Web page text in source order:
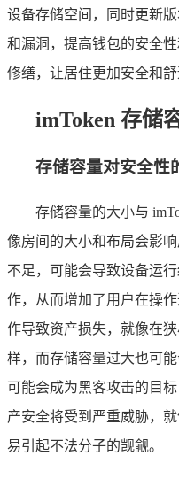
设备存储空间，同时更新
和漏洞，提高钱包的安全
修缮，让居住更加安全和舒
imToken 存储
存储容量对安全性
存储容量的大小与
像房间的大小和布局会影
不足，可能会导致设备运
作，从而增加了用户在操
作导致资产损失，就像在
样，而存储容量过大也可
可能会成为黑客攻击的目
产安全将受到严重威胁，
易引起不法分子的觊觎。